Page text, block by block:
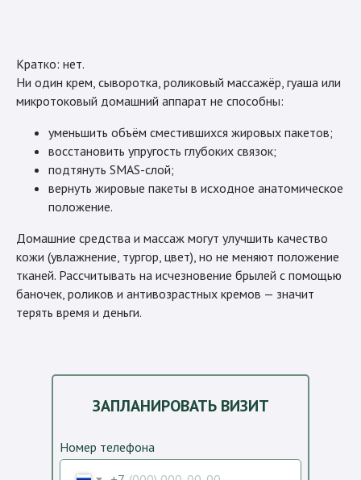
Кратко: нет.
Ни один крем, сыворотка, роликовый массажёр, гуаша или
микротоковый домашний аппарат не способны:
уменьшить объём сместившихся жировых пакетов;
восстановить упругость глубоких связок;
подтянуть SMAS-слой;
вернуть жировые пакеты в исходное анатомическое
положение.
Домашние средства и массаж могут улучшить качество
кожи (увлажнение, тургор, цвет), но не меняют положение
тканей. Рассчитывать на исчезновение брылей с помощью
баночек, роликов и антивозрастных кремов — значит
терять время и деньги.
ЗАПЛАНИРОВАТЬ ВИЗИТ
Номер телефона